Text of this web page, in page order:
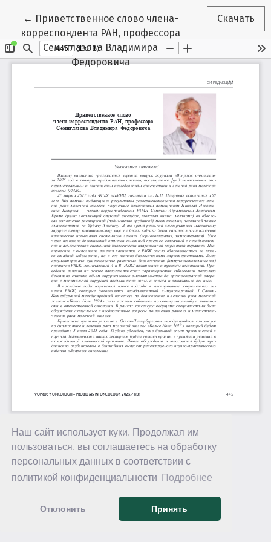
Наш сайт использует куки. Продолжая им
пользоваться, вы соглашаетесь на обработку
персональных данных в соответствии с
политикой конфиденциальности
Подробнее
Отклонить Принять
← Вернуться к Подробностям о статье
Приветственное слово члена-
корреспондента РАН, профессора
Семиглазова Владимира
Федоровича
Скачать